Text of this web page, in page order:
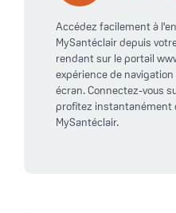
Accédez facilement à
MySantéclair depuis
rendant sur le portail
expérience de
écran. Connectez-vous
profitez instantanément
MySantéclair.